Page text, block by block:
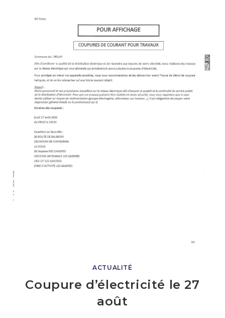
ACTUALITÉ
Coupure d’électricité le 27
août